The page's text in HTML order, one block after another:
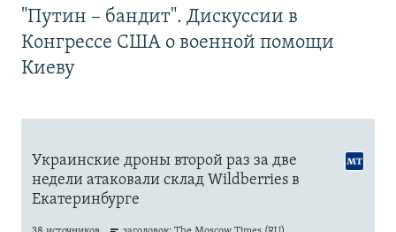
"Путин – бандит". Дискуссии в
Конгрессе США о военной помощи
Киеву